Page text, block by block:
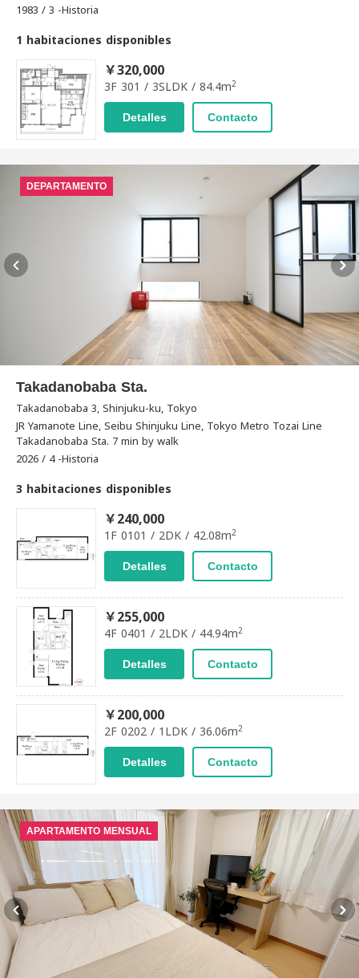
1983 / 3 -Historia
1 habitaciones disponibles
￥320,000
3F 301 / 3SLDK / 84.4m2
Detalles Contacto
DEPARTAMENTO
Takadanobaba Sta.
Takadanobaba 3, Shinjuku-ku, Tokyo
JR Yamanote Line, Seibu Shinjuku Line, Tokyo Metro Tozai Line
Takadanobaba Sta. 7 min by walk
2026 / 4 -Historia
3 habitaciones disponibles
￥240,000
1F 0101 / 2DK / 42.08m2
Detalles Contacto
￥255,000
4F 0401 / 2LDK / 44.94m2
Detalles Contacto
￥200,000
2F 0202 / 1LDK / 36.06m2
Detalles Contacto
APARTAMENTO MENSUAL